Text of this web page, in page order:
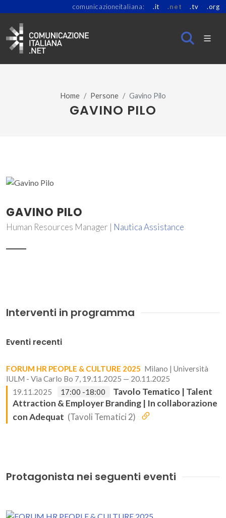
comunicazioneitaliana: .it .net .tv .org
Home Persone Gavino Pilo
GAVINO PILO
GAVINO PILO
Human Resources Manager | Nautica Assistance
Interventi in programma
Eventi recenti
FORUM HR PEOPLE & CULTURE 2025 Milano | Università
IULM - Via Carlo Bo 7, 19.11.2025 — 20.11.2025
19.11.2025
17:00 -18:00
Tavolo Tematico | Talent
Attraction & Employer Branding | In collaborazione
con Adequat (Tavoli Tematici 2)
Protagonista nei seguenti eventi